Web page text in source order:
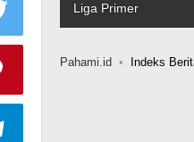
Liga Primer
Pahami.id Indeks